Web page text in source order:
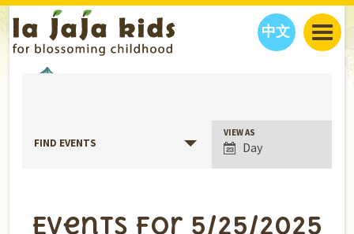
中文
CLASSES
INTERVIEWS
EVENTS
THINGS TO DO
FAMILY WELLNESS
EDUCATION
FIND EVENTS
Event
Views
Navigation
VIEW AS
Day
Events for 5/25/2025